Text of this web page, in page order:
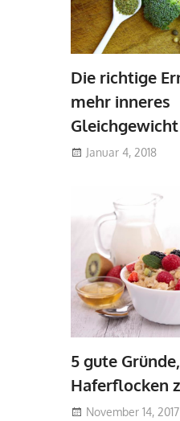
Die richtige
mehr inneres
Gleichgewicht
Januar 4, 2018
5 gute
Haferflocken
November 14, 2017